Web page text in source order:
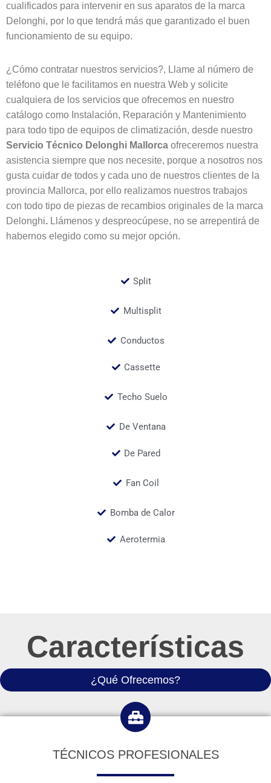
cualificados para intervenir en sus aparatos de la marca
Delonghi, por lo que tendrá más que garantizado el buen
funcionamiento de su equipo.
¿Cómo contratar nuestros servicios?, Llame al número de
teléfono que le facilitamos en nuestra Web y solicite
cualquiera de los servicios que ofrecemos en nuestro
catálogo como Instalación, Reparación y Mantenimiento
para todo tipo de equipos de climatización, desde nuestro
Servicio Técnico Delonghi Mallorca ofreceremos nuestra
asistencia siempre que nos necesite, porque a nosotros nos
gusta cuidar de todos y cada uno de nuestros clientes de la
provincia Mallorca, por ello realizamos nuestros trabajos
con todo tipo de piezas de recambios originales de la marca
Delonghi. Llámenos y despreocúpese, no se arrepentirá de
habernos elegido como su mejor opción.
Split
Multisplit
Conductos
Cassette
Techo Suelo
De Ventana
De Pared
Fan Coil
Bomba de Calor
Aerotermia
Características
¿Qué Ofrecemos?
TÉCNICOS PROFESIONALES